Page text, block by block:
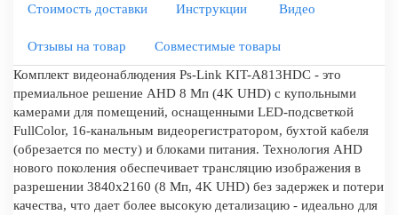
Стоимость доставки Инструкции Видео
Отзывы на товар
Совместимые товары
Комплект видеонаблюдения Ps-Link KIT-A813HDC - это
премиальное решение AHD 8 Мп (4K UHD) с купольными
камерами для помещений, оснащенными LED-подсветкой
FullColor, 16-канальным видеорегистратором, бухтой кабеля
(обрезается по месту) и блоками питания. Технология AHD
нового поколения обеспечивает трансляцию изображения в
разрешении 3840x2160 (8 Мп, 4K UHD) без задержек и потери
качества, что дает более высокую детализацию - идеально для